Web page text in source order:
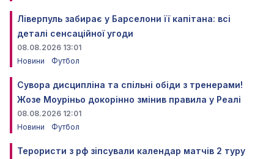
Ліверпуль забирає у Барселони її капітана: всі
деталі сенсаційної угоди
08.08.2026 13:01
Новини
Футбол
Сувора дисципліна та спільні обіди з тренерами!
Жозе Моуріньо докорінно змінив правила у Реалі
08.08.2026 12:01
Новини
Футбол
Терористи з рф зіпсували календар матчів 2 туру